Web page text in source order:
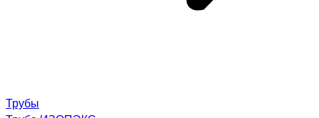
Трубы